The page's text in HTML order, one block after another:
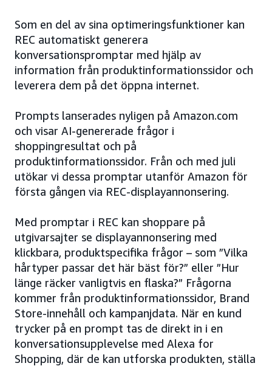
Som en del av sina optimeringsfunktioner kan
REC automatiskt generera
konversationspromptar med hjälp av
information från produktinformationssidor och
leverera dem på det öppna internet.
Prompts lanserades nyligen på Amazon.com
och visar AI-genererade frågor i
shoppingresultat och på
produktinformationssidor. Från och med juli
utökar vi dessa promptar utanför Amazon för
första gången via REC-displayannonsering.
Med promptar i REC kan shoppare på
utgivarsajter se displayannonsering med
klickbara, produktspecifika frågor – som ”Vilka
hårtyper passar det här bäst för?” eller ”Hur
länge räcker vanligtvis en flaska?” Frågorna
kommer från produktinformationssidor, Brand
Store-innehåll och kampanjdata. När en kund
trycker på en prompt tas de direkt in i en
konversationsupplevelse med Alexa for
Shopping, där de kan utforska produkten, ställa